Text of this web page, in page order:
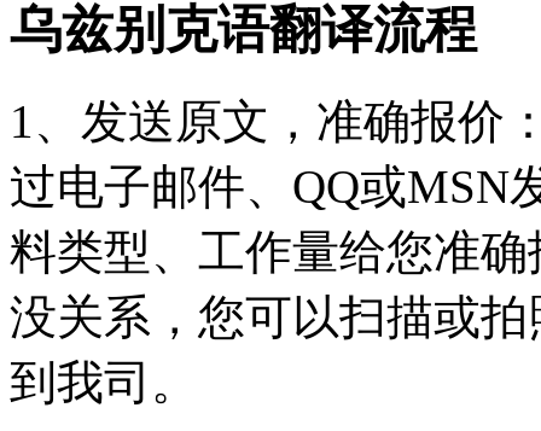
乌兹别克语翻译流程
1、发送原文，准确报价
过电子邮件、QQ或MSN
料类型、工作量给您准
没关系，您可以扫描或
到我司。